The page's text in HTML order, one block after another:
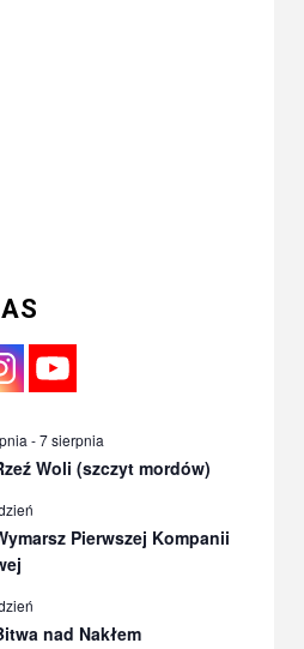
-7 sierpnia
Woli (szczyt mordów)
Pierwszej Kompanii
nad Nakłem